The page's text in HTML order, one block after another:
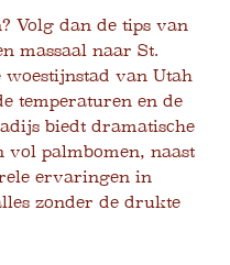
Volg dan de tips van
massaal naar St.
van Utah
temperaturen en de
biedt dramatische
palmbomen, naast
ervaringen in
zonder de drukte